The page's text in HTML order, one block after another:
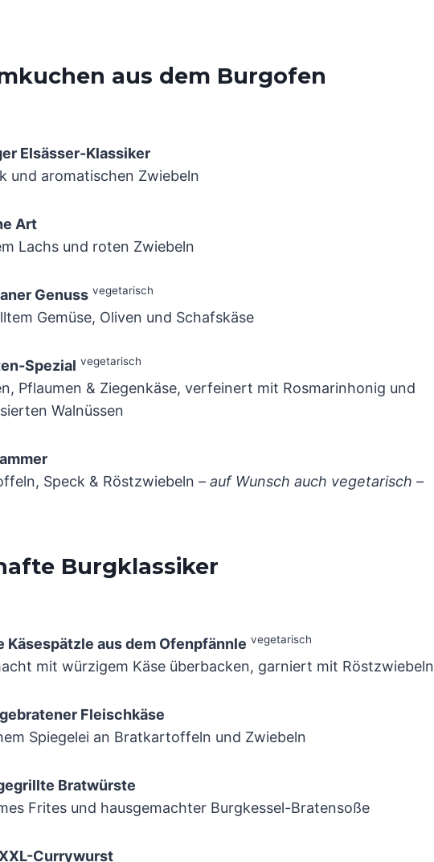
aus dem Burgofen
Elsässer-Klassiker
und aromatischen Zwiebeln
Art
Lachs und roten Zwiebeln
Genuss vegetarisch
Gemüse, Oliven und Schafskäse
Spezial vegetarisch
Pflaumen & Ziegenkäse, verfeinert mit Rosmarinhonig und
Walnüssen
Speck & Röstzwiebeln – auf Wunsch auch vegetarisch –
Burgklassiker
Käsespätzle aus dem Ofenpfännle vegetarisch
mit würzigem Käse überbacken, garniert mit Röstzwiebeln
Fleischkäse
Spiegelei an Bratkartoffeln und Zwiebeln
Bratwürste
Frites und hausgemachter Burgkessel-Bratensoße
Currywurst